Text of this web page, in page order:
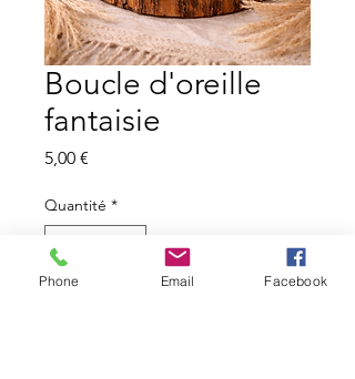
Boucle d'oreille
fantaisie
5,00 €
Quantité *
Phone Email Facebook